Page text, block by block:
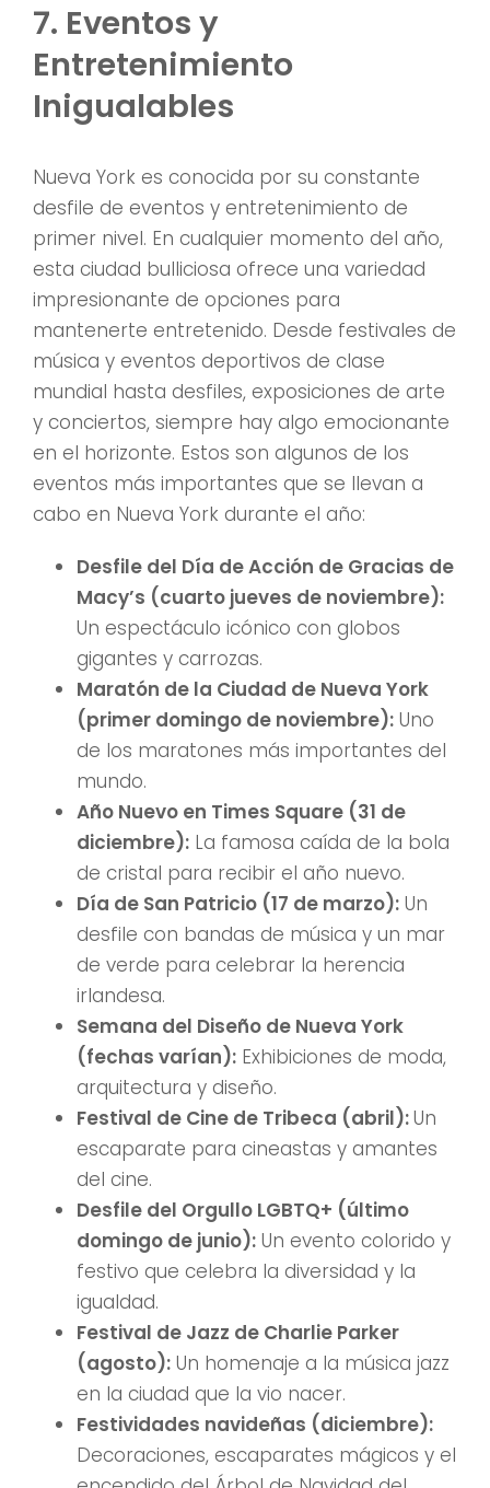
7. Eventos y
Entretenimiento
Inigualables
Nueva York es conocida por su constante
desfile de eventos y entretenimiento de
primer nivel. En cualquier momento del año,
esta ciudad bulliciosa ofrece una variedad
impresionante de opciones para
mantenerte entretenido. Desde festivales de
música y eventos deportivos de clase
mundial hasta desfiles, exposiciones de arte
y conciertos, siempre hay algo emocionante
en el horizonte. Estos son algunos de los
eventos más importantes que se llevan a
cabo en Nueva York durante el año:
Desfile del Día de Acción de Gracias de
Macy’s (cuarto jueves de noviembre):
Un espectáculo icónico con globos
gigantes y carrozas.
Maratón de la Ciudad de Nueva York
(primer domingo de noviembre):Uno
de los maratones más importantes del
mundo.
Año Nuevo en Times Square (31 de
diciembre):La famosa caída de la bola
de cristal para recibir el año nuevo.
Día de San Patricio (17 de marzo):Un
desfile con bandas de música y un mar
de verde para celebrar la herencia
irlandesa.
Semana del Diseño de Nueva York
(fechas varían):Exhibiciones de moda,
arquitectura y diseño.
Festival de Cine de Tribeca (abril):Un
escaparate para cineastas y amantes
del cine.
Desfile del Orgullo LGBTQ+ (último
domingo de junio):Un evento colorido y
festivo que celebra la diversidad y la
igualdad.
Festival de Jazz de Charlie Parker
(agosto):Un homenaje a la música jazz
en la ciudad que la vio nacer.
Festividades navideñas (diciembre):
Decoraciones, escaparates mágicos y el